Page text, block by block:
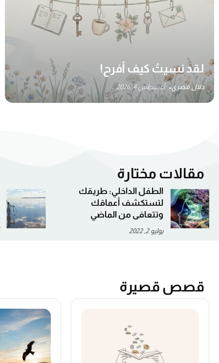
لقد نسيتُ كيف أفرح!
دلال قصري أغسطس 4, 2026
مقالات مختارة
هل سبق لك أن شعرت
بالحنين لماضي لم
تعشه؟!
أغسطس 26, 2022
قصص قصيرة